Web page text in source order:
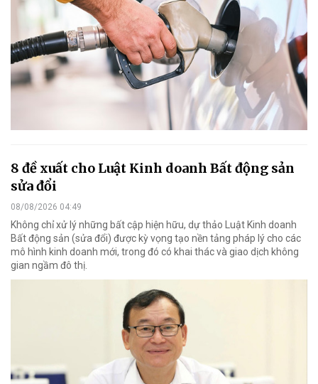
8 đề xuất cho Luật Kinh doanh Bất động sản
sửa đổi
08/08/2026 04:49
Không chỉ xử lý những bất cập hiện hữu, dự thảo Luật Kinh doanh
Bất động sản (sửa đổi) được kỳ vọng tạo nền tảng pháp lý cho các
mô hình kinh doanh mới, trong đó có khai thác và giao dịch không
gian ngầm đô thị.